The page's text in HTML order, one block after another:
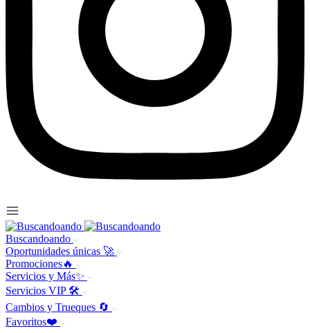
Buscandoando
Oportunidades únicas 🚀
Promociones🔥
Servicios y Más✨
Servicios VIP 🛠️
Cambios y Trueques 🔄
Favoritos❤️